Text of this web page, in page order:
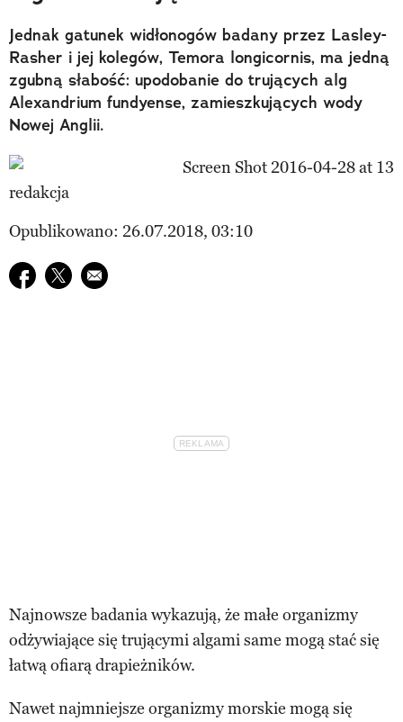
Jednak gatunek widłonogów badany przez Lasley-
Rasher i jej kolegów, Temora longicornis, ma jedną
zgubną słabość: upodobanie do trujących alg
Alexandrium fundyense, zamieszkujących wody
Nowej Anglii.
redakcja
Opublikowano: 26.07.2018, 03:10
Udostępnij na facebook
Udostępnij na twitter
E-mail do przyjaciela
Najnowsze badania wykazują, że małe organizmy
odżywiające się trującymi algami same mogą stać się
łatwą ofiarą drapieżników.
Nawet najmniejsze organizmy morskie mogą się